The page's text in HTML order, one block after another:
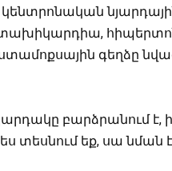
կենտրոնական
տախիկարդիա,
գեղձը
բարձրանում է,
տեսնում եք, սա